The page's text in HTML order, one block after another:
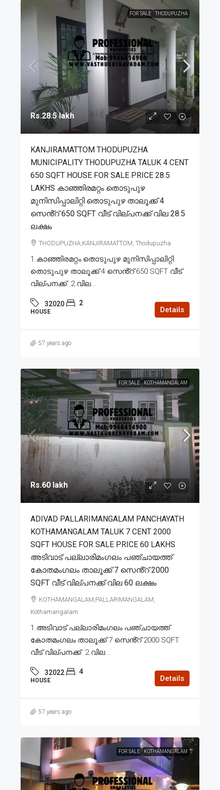
FOR SALE THODUPUZHA
Rs.28.5 lakh
KANJIRAMATTOM THODUPUZHA
MUNICIPALITY THODUPUZHA TALUK 4 CENT
650 SQFT HOUSE FOR SALE PRICE 28.5
LAKHS കാഞ്ഞിരമറ്റം തൊടുപുഴ
മുനിസിപ്പാലിറ്റി തൊടുപുഴ താലൂക്ക് 4
സെൻ്റ് 650 SQFT വീട് വില്പനക്ക് വില 28.5
ലക്ഷം
THODUPUZHA,KANJIRAMATTOM, Thodupuzha
1.കാഞ്ഞിരമറ്റം തൊടുപുഴ മുനിസിപ്പാലിറ്റി
തൊടുപുഴ താലൂക്ക് 4 സെൻ്റ് 650 SQFT വീട്
വില്പനക്ക്. 2.വില...
32020 2
HOUSE Details
57 years ago
FOR SALE KOTHAMANGALAM
Rs.60 lakh
ADIVAD PALLARIMANGALAM PANCHAYATH
KOTHAMANGALAM TALUK 7 CENT 2000
SQFT HOUSE FOR SALE PRICE 60 LAKHS
അടിവാട് പല്ലാരിമംഗലം പഞ്ചായത്ത്
കോതമംഗലം താലൂക്ക് 7 സെൻ്റ് 2000
SQFT വീട് വില്പനക്ക് വില 60 ലക്ഷം
KOTHAMANGALAM,PALLARIMANGALAM,
Kothamangalam
1.അടിവാട് പല്ലാരിമംഗലം പഞ്ചായത്ത്
കോതമംഗലം താലൂക്ക് 7 സെൻ്റ് 2000 SQFT
വീട് വില്പനക്ക്. 2.വില...
32022 4
HOUSE Details
57 years ago
FOR SALE KOTHAMANGALAM